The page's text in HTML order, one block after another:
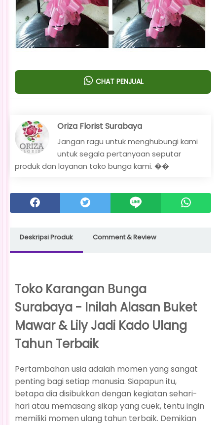
CHAT PENJUAL
Oriza Florist Surabaya
Jangan ragu untuk menghubungi kami
untuk segala pertanyaan seputar
produk dan layanan toko bunga kami. ��
Deskripsi Produk Comment & Review
Toko Karangan Bunga
Surabaya - Inilah Alasan Buket
Mawar & Lily Jadi Kado Ulang
Tahun Terbaik
Pertambahan usia adalah momen yang sangat
penting bagi setiap manusia. Siapapun itu,
betapa dia disibukkan dengan kegiatan sehari-
hari atau memasang sikap yang cuek, tentu ingin
memiliki momen ulang tahun terbaik. Demikian